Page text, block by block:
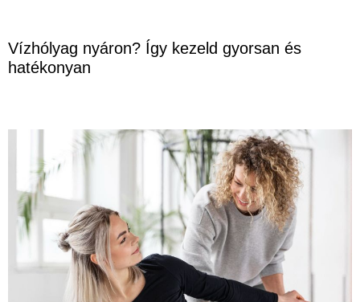
Vízhólyag nyáron? Így kezeld gyorsan és
hatékonyan